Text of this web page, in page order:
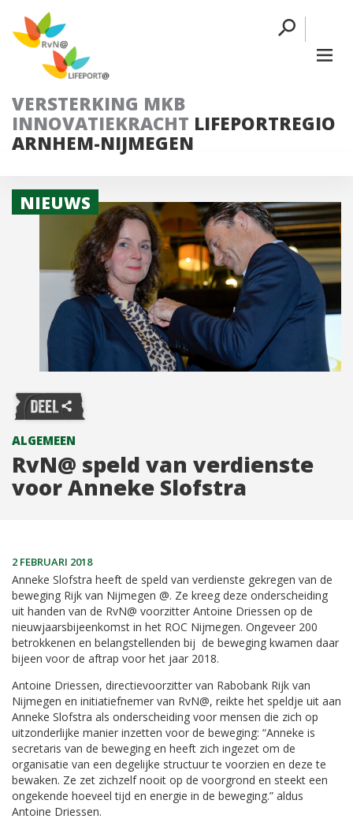
VERSTERKING MKB
INNOVATIEKRACHT LIFEPORTREGIO
ARNHEM-NIJMEGEN
NIEUWS
ALGEMEEN
RvN@ speld van verdienste
voor Anneke Slofstra
2 FEBRUARI 2018
Anneke Slofstra heeft de speld van verdienste gekregen van de
beweging Rijk van Nijmegen @. Ze kreeg deze onderscheiding
uit handen van de RvN@ voorzitter Antoine Driessen op de
nieuwjaarsbijeenkomst in het ROC Nijmegen. Ongeveer 200
betrokkenen en belangstellenden bij de beweging kwamen daar
bijeen voor de aftrap voor het jaar 2018.
Antoine Driessen, directievoorzitter van Rabobank Rijk van
Nijmegen en initiatiefnemer van RvN@, reikte het speldje uit aan
Anneke Slofstra als onderscheiding voor mensen die zich op
uitzonderlijke manier inzetten voor de beweging: “Anneke is
secretaris van de beweging en heeft zich ingezet om de
organisatie van een degelijke structuur te voorzien en deze te
bewaken. Ze zet zichzelf nooit op de voorgrond en steekt een
ongekende hoeveel tijd en energie in de beweging.” aldus
Antoine Driessen.